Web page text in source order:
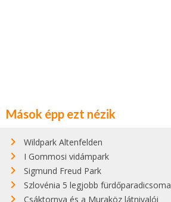
Mások épp ezt nézik
Wildpark Altenfelden
I Gommosi vidámpark
Sigmund Freud Park
Szlovénia 5 legjobb fürdőparadicsoma
Csáktornya és a Muraköz látnivalói